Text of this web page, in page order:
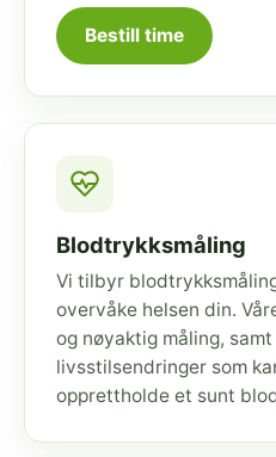
Bestill time
Blodtrykksmåling
Vi tilbyr
overvåke helsen din.
og nøyaktig måling,
livsstilsendringer som
opprettholde et sunt